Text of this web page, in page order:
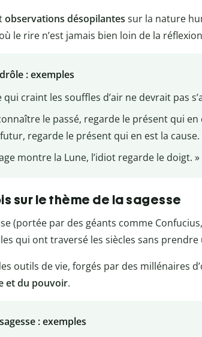
observations désopilantes sur la nature
le rire n’est jamais bien loin de la
: exemples
craint les souffles d’air ne devrait pas
le passé, regarde le présent qui
regarde le présent qui en est la cause.
montre la Lune, l’idiot regarde le doigt. »
sur le thème de la sagesse
(portée par des géants comme
qui ont traversé les siècles sans prendre
outils de vie, forgés par des millénaires
et du pouvoir.
: exemples